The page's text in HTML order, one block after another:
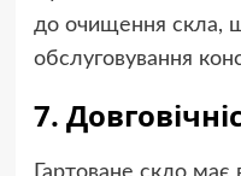
до очищення скла,
обслуговування
7.